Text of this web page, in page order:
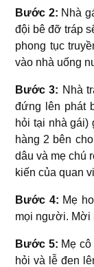
Bước 2: Nhà
đội bê đỡ tráp
phong tục
vào nhà uống
Bước 3: Nhà
đứng lên phát
hỏi tại nhà gái)
hàng 2 bên
dâu và mẹ chú
kiến của quan
Bước 4: Mẹ
mọi người. Mời
Bước 5: Mẹ
hỏi và lễ đen